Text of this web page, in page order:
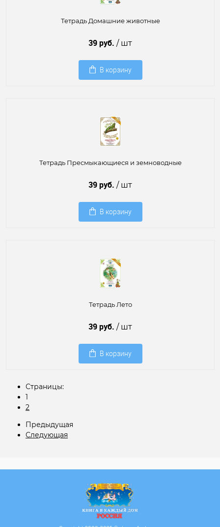
Тетрадь Домашние животные
39 руб. / шт
В корзину
Тетрадь Пресмыкающиеся и земноводные
39 руб. / шт
В корзину
Тетрадь Лето
39 руб. / шт
В корзину
Страницы:
1
2
Предыдущая
Следующая